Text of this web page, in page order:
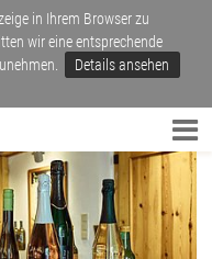
in Ihrem Browser zu
wir eine entsprechende
Details ansehen